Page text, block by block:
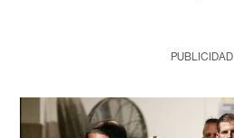
PUBLICIDAD